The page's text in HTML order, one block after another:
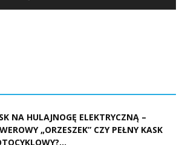
NA HULAJNOGĘ ELEKTRYCZNĄ –
„ORZESZEK” CZY PEŁNY KASK